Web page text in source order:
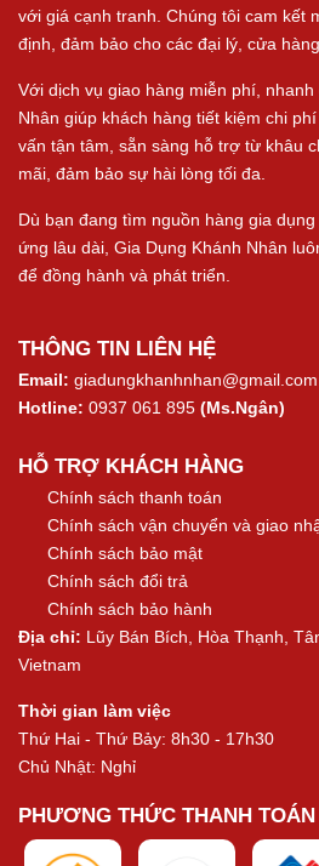
với giá cạnh tranh. Chúng tôi cam kết
định, đảm bảo cho các đại lý, cửa
Với dịch vụ giao hàng miễn phí,
Nhân giúp khách hàng tiết kiệm chi
vấn tận tâm, sẵn sàng hỗ trợ từ khâu
mãi, đảm bảo sự hài lòng tối đa.
Dù bạn đang tìm nguồn hàng gia
ứng lâu dài, Gia Dụng Khánh Nhân
để đồng hành và phát triển.
THÔNG TIN LIÊN HỆ
Email: giadungkhanhnhan@gmail.com
Hotline: 0937 061 895 (Ms.Ngân)
HỖ TRỢ KHÁCH HÀNG
Chính sách thanh toán
Chính sách vận chuyển và giao
Chính sách bảo mật
Chính sách đổi trả
Chính sách bảo hành
Địa chỉ: Lũy Bán Bích, Hòa Thạnh,
Vietnam
Thời gian làm việc
Thứ Hai - Thứ Bảy: 8h30 - 17h30
Chủ Nhật: Nghỉ
PHƯƠNG THỨC THANH TOÁN